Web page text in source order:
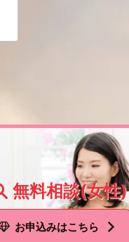
無料相談(女性)
お申込みはこちら